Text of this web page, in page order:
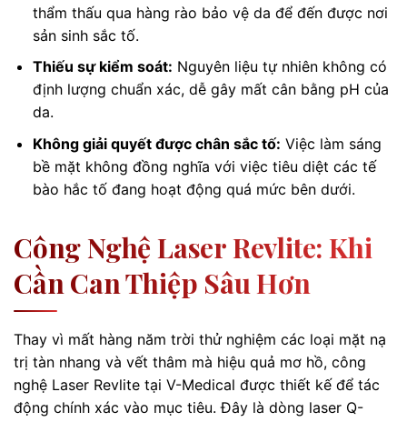
thẩm thấu qua hàng rào bảo vệ da để đến được nơi
sản sinh sắc tố.
Thiếu sự kiểm soát: Nguyên liệu tự nhiên không có
định lượng chuẩn xác, dễ gây mất cân bằng pH của
da.
Không giải quyết được chân sắc tố: Việc làm sáng
bề mặt không đồng nghĩa với việc tiêu diệt các tế
bào hắc tố đang hoạt động quá mức bên dưới.
Công Nghệ Laser Revlite: Khi
Cần Can Thiệp Sâu Hơn
Thay vì mất hàng năm trời thử nghiệm các loại mặt nạ
trị tàn nhang và vết thâm mà hiệu quả mơ hồ, công
nghệ Laser Revlite tại V-Medical được thiết kế để tác
động chính xác vào mục tiêu. Đây là dòng laser Q-